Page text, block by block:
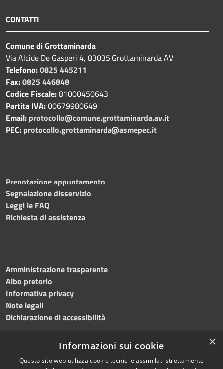
CONTATTI
Comune di Grottaminarda
Via Alcide De Gasperi 4, 83035 Grottaminarda AV
Telefono:0825 445211
Fax:0825 446848
Codice Fiscale:81000450643
Partita IVA:00679980649
Email: protocollo@comune.grottaminarda.av.it
PEC: protocollo.grottaminarda@asmepec.it
Prenotazione appuntamento
Segnalazione disservizio
Leggi le FAQ
Richiesta di assistenza
Amministrazione trasparente
Albo pretorio
Informativa privacy
Note legali
Dichiarazione di accessibilità
RSS Copyright © 2024 •
×
Informazioni sui cookie
Questo sito web utilizza cookie tecnici e assimilati strettamente